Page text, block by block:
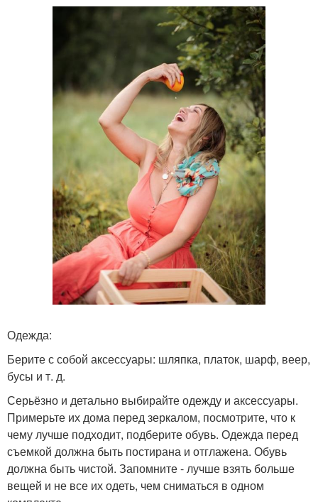
Одежда:
Берите с собой аксессуары: шляпка, платок, шарф, веер,
бусы и т. д.
Серьёзно и детально выбирайте одежду и аксессуары.
Примерьте их дома перед зеркалом, посмотрите, что к
чему лучше подходит, подберите обувь. Одежда перед
съемкой должна быть постирана и отглажена. Обувь
должна быть чистой. Запомните - лучше взять больше
вещей и не все их одеть, чем сниматься в одном